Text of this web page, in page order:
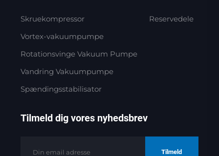
Skruekompressor
Vortex-vakuumpumpe
Rotationsvinge Vakuum Pumpe
Vandring Vakuumpumpe
Spændingsstabilisator
Reservedele
Tilmeld dig vores nyhedsbrev
Tilmeld